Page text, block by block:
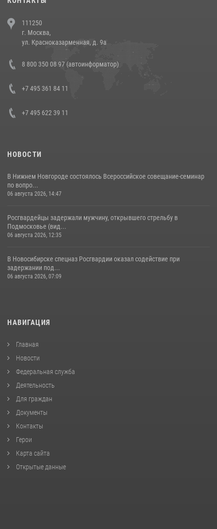
напавших на бригаду скорой помощи (видео)
14 июля 2026, 12:20
В Росгвардии прошла военно-научная конференция по обобщению
боевого опыта
111250
г. Москва,
ул. Красноказарменная, д. 9а
8 800 350 08 97 (автоинформатор)
+7 495 361 84 11
+7 495 622 39 11
НОВОСТИ
В Нижнем Новгороде состоялось Всероссийское совещание-семинар
по вопро...
06 августа 2026, 14:47
Росгвардейцы задержали мужчину, открывшего стрельбу в
Подмосковье (вид...
06 августа 2026, 12:35
В Новосибирске спецназ Росгвардии оказал содействие при
задержании под...
06 августа 2026, 07:09
НАВИГАЦИЯ
Главная
Новости
Федеральная служба
Деятельность
Для граждан
Документы
Контакты
Герои
Карта сайта
Открытые данные